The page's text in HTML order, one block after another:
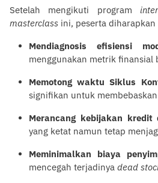
Setelah mengikuti program
masterclass ini, peserta diharapkan
Mendiagnosis efisiensi
menggunakan metrik finansial
Memotong waktu Siklus
signifikan untuk
Merancang kebijakan kredit
yang ketat namun tetap
Meminimalkan biaya
mencegah terjadinya dead